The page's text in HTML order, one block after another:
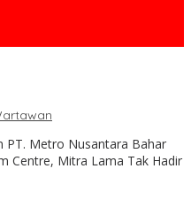
PT. Metro Nusantara Bahar
Centre, Mitra Lama Tak Hadir